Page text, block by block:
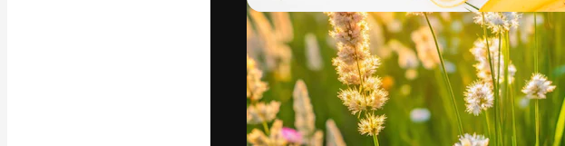
Copyright © 2010- Freepik Company S.L.U.